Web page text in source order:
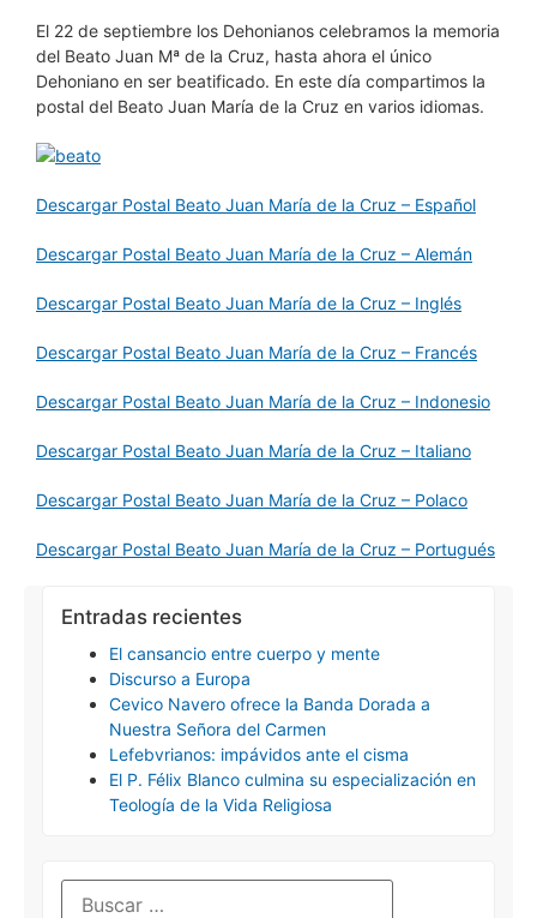
El 22 de septiembre los Dehonianos celebramos la memoria
del Beato Juan Mª de la Cruz, hasta ahora el único
Dehoniano en ser beatificado. En este día compartimos la
postal del Beato Juan María de la Cruz en varios idiomas.
Descargar Postal Beato Juan María de la Cruz – Español
Descargar Postal Beato Juan María de la Cruz – Alemán
Descargar Postal Beato Juan María de la Cruz – Inglés
Descargar Postal Beato Juan María de la Cruz – Francés
Descargar Postal Beato Juan María de la Cruz – Indonesio
Descargar Postal Beato Juan María de la Cruz – Italiano
Descargar Postal Beato Juan María de la Cruz – Polaco
Descargar Postal Beato Juan María de la Cruz – Portugués
Entradas recientes
El cansancio entre cuerpo y mente
Discurso a Europa
Cevico Navero ofrece la Banda Dorada a
Nuestra Señora del Carmen
Lefebvrianos: impávidos ante el cisma
El P. Félix Blanco culmina su especialización en
Teología de la Vida Religiosa